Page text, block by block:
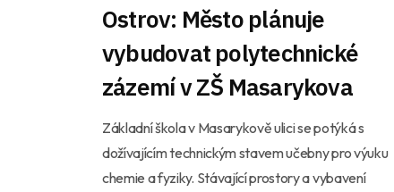
Ostrov: Město plánuje
vybudovat polytechnické
zázemí v ZŠ Masarykova
Základní škola v Masarykově ulici se potýká s
dožívajícím technickým stavem učebny pro výuku
chemie a fyziky. Stávající prostory a vybavení